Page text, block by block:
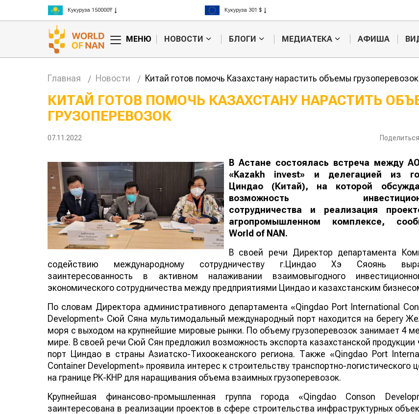
Рис 300000₸
Пшеница 3 класс 125000₸
Рис 408 $
Пшеница 423 $
МЕНЮ НОВОСТИ БЛОГИ МЕДИАТЕКА АФИША
Главная Новости Китай готов помочь Казахстану нарастить объемы грузоперевозок
КИТАЙ ГОТОВ ПОМОЧЬ КАЗАХСТАНУ НАРАСТИТЬ
ГРУЗОПЕРЕВОЗОК
07.11.2022 Поделиться
В Астане состоялась встреча между
«Kazakh invest» и делегацией из
Циндао (Китай), на которой
возможность
сотрудничества и реализация
агропромышленном комплексе,
World of NAN.
В своей речи Директор департамента
содействию международному сотрудничеству г.Циндао Хэ Сяоянь
заинтересованность в активном налаживании взаимовыгодного
экономического сотрудничества между предприятиями Циндао и казахстанским
По словам Директора административного департамента «Qingdao Port International
Development» Сюй Сяна мультимодальный международный порт находится на берегу
моря с выходом на крупнейшие мировые рынки. По объему грузоперевозок занимает 4
мире. В своей речи Сюй Сян предложил возможность экспорта казахстанской продукции
порт Циндао в страны Азиатско-Тихоокеанского региона. Также «Qingdao Port
Container Development» проявила интерес к строительству транспортно-логистического
на границе РК-КНР для наращивания объема взаимных грузоперевозок.
Крупнейшая финансово-промышленная группа города «Qingdao Conson
заинтересована в реализации проектов в сфере строительства инфраструктурных
Жара в Китае может
жука